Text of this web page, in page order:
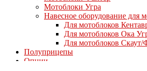
Мотоблоки Угра
Навесное оборудование для
Для мотоблоков
Для мотоблоков Ока
Для мотоблоков Скаут/
Полуприцепы
Опции